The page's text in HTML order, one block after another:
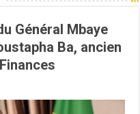
Général Mbaye
Ba, ancien